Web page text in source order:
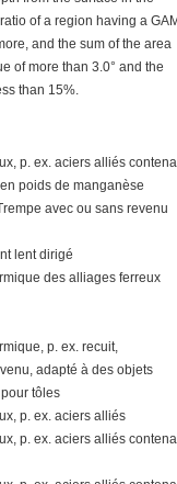
of a region having a
and the sum of the area
of more than 3.0° and the
than 15%.
p. ex. aciers alliés
poids de manganèse
avec ou sans revenu
lent dirigé
des alliages ferreux
p. ex. recuit,
adapté à des objets
tôles
p. ex. aciers alliés
p. ex. aciers alliés